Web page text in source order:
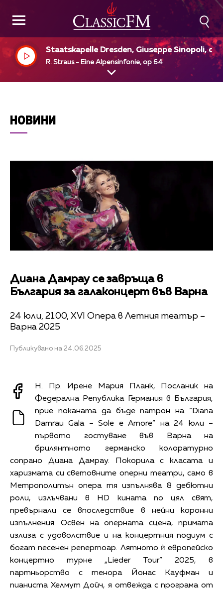
Staatskapelle Dresden, Giuseppe Sinopoli, dir
R. Straus - Eine Alpensinfonie, op 64
НОВИНИ
Диана Дамрау се завръща в
България за галаконцерт във Варна
24 юли, 21.00, XVI Опера в Летния театър –
Варна 2025
Публикувано на 24.06.2025
Н. Пр. Ирене Мария Планк, Посланик на
Федерална Република Германия в България,
прие поканата да бъде патрон на “Diana
Damrau Gala – Sole e Amore” на 24 юли –
първото гостуване във Варна на
брилянтното германско колоратурно
сопрано Диана Дамрау. Покорила с класата и
харизмата си световните оперни театри, само в
Метрополитън опера тя изпълнява 8 дебютни
роли, излъчвани в HD кината по цял свят,
превърнали се впоследствие в нейни коронни
изпълнения. Освен на оперната сцена, примата
излиза с удоволствие и на концертния подиум с
богат песенен репертоар. Лятното ѝ европейско
концертно турне „Lieder Tour” 2025, в
партньорство с тенора Йонас Кауфман и
пианиста Хелмут Дойч, я отвежда с програма от